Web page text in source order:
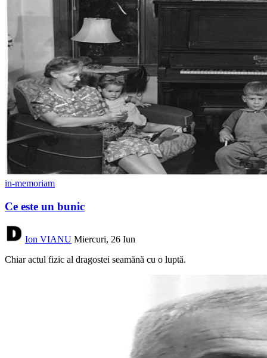
in-memoriam
Ce este un bunic
Ion VIANU Miercuri, 26 Iun
Chiar actul fizic al dragostei seamănă cu o luptă.